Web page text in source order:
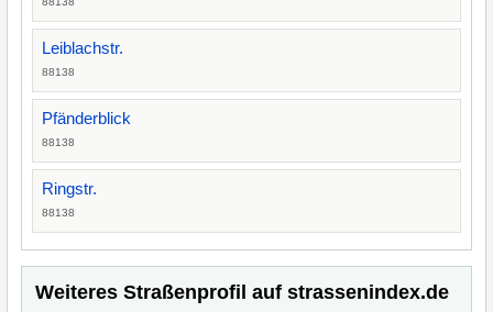
Leiblachstr.
88138
Pfänderblick
88138
Ringstr.
88138
Weiteres Straßenprofil auf strassenindex.de